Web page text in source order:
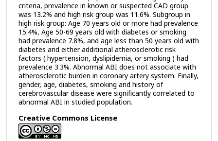
criteria, prevalence in known or suspected CAD group
was 13.2% and high risk group was 11.6%. Subgroup in
high risk group: Age 70 years old or more had prevalence
15.4%, Age 50-69 years old with diabetes or smoking
had prevalence 7.8%, and age less than 50 years old with
diabetes and either additional atherosclerotic risk
factors ( hypertension, dyslipidemia, or smoking ) had
prevalence 3.3%. Abnormal ABI does not associate with
atherosclerotic burden in coronary artery system. Finally,
gender, age, diabetes, smoking and history of
cerebrovascular disease were significantly correlated to
abnormal ABI in studied population.
Creative Commons License